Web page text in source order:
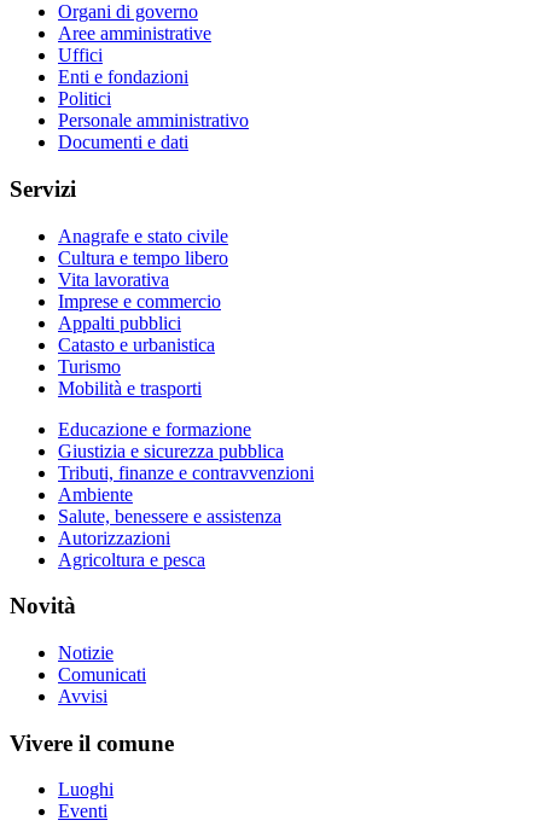
Organi di governo
Aree amministrative
Uffici
Enti e fondazioni
Politici
Personale amministrativo
Documenti e dati
Servizi
Anagrafe e stato civile
Cultura e tempo libero
Vita lavorativa
Imprese e commercio
Appalti pubblici
Catasto e urbanistica
Turismo
Mobilità e trasporti
Educazione e formazione
Giustizia e sicurezza pubblica
Tributi, finanze e contravvenzioni
Ambiente
Salute, benessere e assistenza
Autorizzazioni
Agricoltura e pesca
Novità
Notizie
Comunicati
Avvisi
Vivere il comune
Luoghi
Eventi